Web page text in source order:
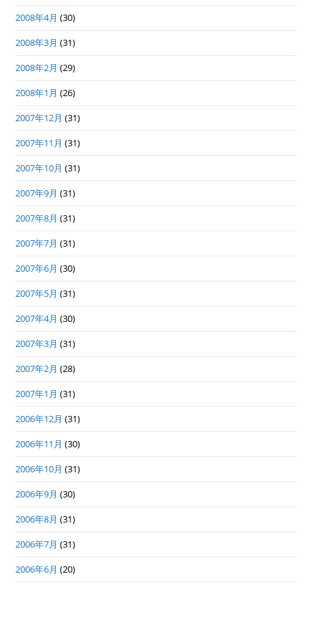
2008年4月 (30)
2008年3月 (31)
2008年2月 (29)
2008年1月 (26)
2007年12月 (31)
2007年11月 (31)
2007年10月 (31)
2007年9月 (31)
2007年8月 (31)
2007年7月 (31)
2007年6月 (30)
2007年5月 (31)
2007年4月 (30)
2007年3月 (31)
2007年2月 (28)
2007年1月 (31)
2006年12月 (31)
2006年11月 (30)
2006年10月 (31)
2006年9月 (30)
2006年8月 (31)
2006年7月 (31)
2006年6月 (20)